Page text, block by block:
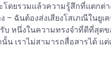
ดยรวมแล้วความรู้สึกที่แตกต่
– ฉันต้องส่งเสียงโสเภณีในยูเ
บ หนึ่งในความทรงจำที่ดีที่สุด
น เราไม่สามารถสื่อสารได้ แ